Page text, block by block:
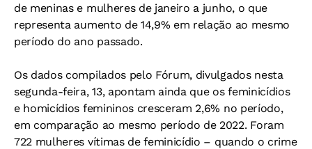
de meninas e mulheres de janeiro a junho, o que
representa aumento de 14,9% em relação ao mesmo
período do ano passado.
Os dados compilados pelo Fórum, divulgados nesta
segunda-feira, 13, apontam ainda que os feminicídios
e homicídios femininos cresceram 2,6% no período,
em comparação ao mesmo período de 2022. Foram
722 mulheres vítimas de feminicídio – quando o crime